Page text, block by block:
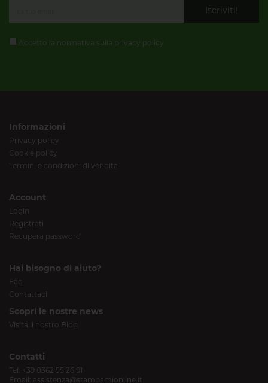
Iscriviti!
Accetto la normativa sulla privacy policy
Informazioni
Privacy policy
Cookie policy
Termini e condizioni di vendita
Account
Login
Registrati
Recupera password
Hai bisogno di aiuto?
Faq
Contattaci
Scopri le nostre news
Visita il nostro Blog
Contatti
Tel: +39 0362 55 26 91
Email: assistenza@stampamionline.it